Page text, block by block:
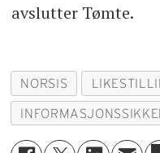
avslutter Tømte.
NORSIS